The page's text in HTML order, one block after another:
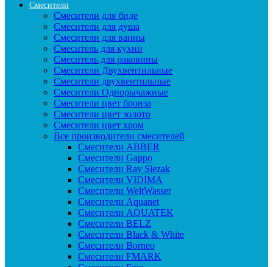
Смесители
Смесители для биде
Смесители для душа
Смесители для ванны
Смеситель для кухни
Смеситель для раковины
Смесители Двухвентильные
Смесители двухвентильные
Смесители Однорычажные
Смесители цвет бронза
Смесители цвет золото
Смесители цвет хром
Все производители смесителей
Cмесители ABBER
Cмесители Gappo
Cмесители Rav Slezak
Cмесители VIDIMA
Cмесители WeltWasser
Смесители Aquanet
Смесители AQUATEK
Смесители BELZ
Смесители Black & White
Смесители Borneo
Смесители FMARK